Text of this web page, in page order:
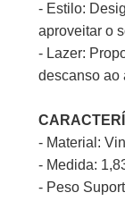
- Estilo:
aproveitar o
- Lazer:
descanso ao
- Material:
- Medida:
- Peso